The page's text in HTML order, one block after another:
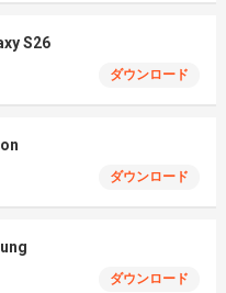
S26
ダウンロード
ダウンロード
ダウンロード